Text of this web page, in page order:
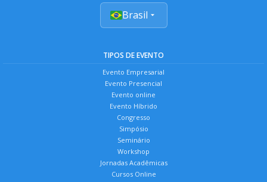
Brasil
TIPOS DE EVENTO
Evento Empresarial
Evento Presencial
Evento online
Evento Híbrido
Congresso
Simpósio
Seminário
Workshop
Jornadas Acadêmicas
Cursos Online